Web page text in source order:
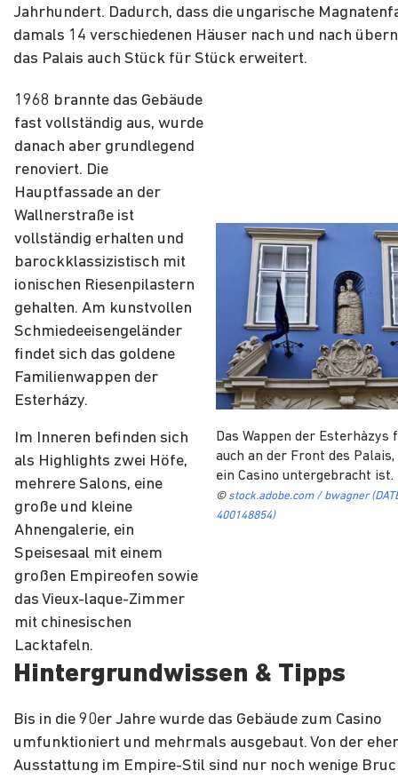
Jahrhundert. Dadurch, dass die ungarische
damals 14 verschiedenen Häuser nach und nach
das Palais auch Stück für Stück erweitert.
1968 brannte das Gebäude
fast vollständig aus, wurde
danach aber grundlegend
renoviert. Die
Hauptfassade an der
Wallnerstraße ist
vollständig erhalten und
barockklassizistisch mit
ionischen Riesenpilastern
gehalten. Am kunstvollen
Schmiedeeisengeländer
findet sich das goldene
Familienwappen der
Esterházy.
Im Inneren befinden sich
als Highlights zwei Höfe,
mehrere Salons, eine
große und kleine
Ahnengalerie, ein
Speisesaal mit einem
großen Empireofen sowie
das Vieux-laque-Zimmer
mit chinesischen
Lacktafeln.
Das Wappen der Esterhàzys
auch an der Front des
ein Casino untergebracht ist.
© stock.adobe.com / bwagner
400148854)
Hintergrundwissen & Tipps
Bis in die 90er Jahre wurde das Gebäude zum Casino
umfunktioniert und mehrmals ausgebaut. Von der
Ausstattung im Empire-Stil sind nur noch wenige